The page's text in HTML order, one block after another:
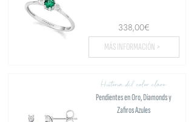
338,00€
MÁS INFORMACIÓN >
Historia del color claro
Pendientes en Oro, Diamonds y
Zafiros Azules